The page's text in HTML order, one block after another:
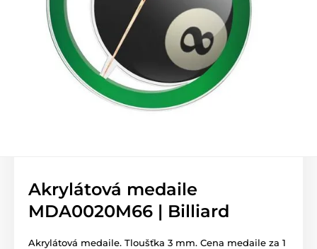
Akrylátová medaile
MDA0020M66 | Billiard
Akrylátová medaile. Tloušťka 3 mm. Cena medaile za 1